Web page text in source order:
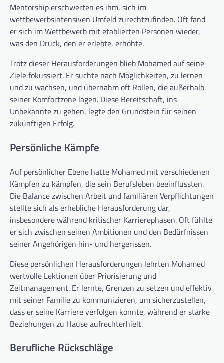
Mentorship erschwerten es ihm, sich im
wettbewerbsintensiven Umfeld zurechtzufinden. Oft fand
er sich im Wettbewerb mit etablierten Personen wieder,
was den Druck, den er erlebte, erhöhte.
Trotz dieser Herausforderungen blieb Mohamed auf seine
Ziele fokussiert. Er suchte nach Möglichkeiten, zu lernen
und zu wachsen, und übernahm oft Rollen, die außerhalb
seiner Komfortzone lagen. Diese Bereitschaft, ins
Unbekannte zu gehen, legte den Grundstein für seinen
zukünftigen Erfolg.
Persönliche Kämpfe
Auf persönlicher Ebene hatte Mohamed mit verschiedenen
Kämpfen zu kämpfen, die sein Berufsleben beeinflussten.
Die Balance zwischen Arbeit und familiären Verpflichtungen
stellte sich als erhebliche Herausforderung dar,
insbesondere während kritischer Karrierephasen. Oft fühlte
er sich zwischen seinen Ambitionen und den Bedürfnissen
seiner Angehörigen hin- und hergerissen.
Diese persönlichen Herausforderungen lehrten Mohamed
wertvolle Lektionen über Priorisierung und
Zeitmanagement. Er lernte, Grenzen zu setzen und effektiv
mit seiner Familie zu kommunizieren, um sicherzustellen,
dass er seine Karriere verfolgen konnte, während er starke
Beziehungen zu Hause aufrechterhielt.
Berufliche Rückschläge